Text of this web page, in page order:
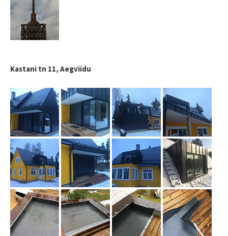
Kastani tn 11, Aegviidu